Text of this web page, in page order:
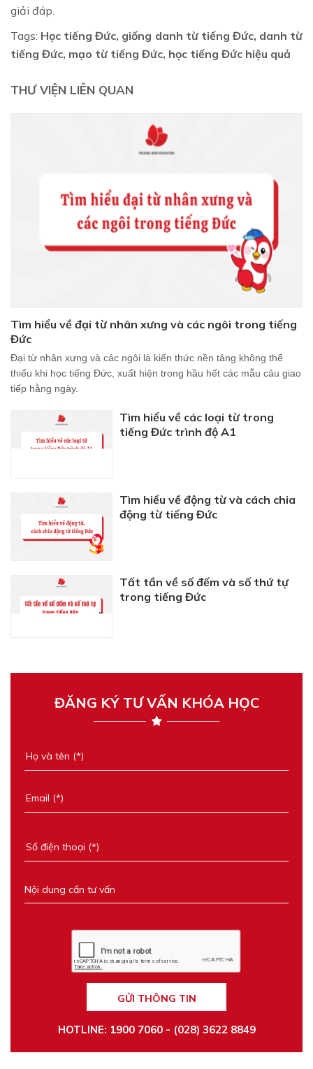
giải đáp.
Tags: Học tiếng Đức, giống danh từ tiếng Đức, danh từ
tiếng Đức, mạo từ tiếng Đức, học tiếng Đức hiệu quả
THƯ VIỆN LIÊN QUAN
Tìm hiểu về đại từ nhân xưng và các ngôi trong tiếng
Đức
Đại từ nhân xưng và các ngôi là kiến thức nền tảng không thể
thiếu khi học tiếng Đức, xuất hiện trong hầu hết các mẫu câu giao
tiếp hằng ngày.
Tìm hiểu về các loại từ trong
tiếng Đức trình độ A1
Tìm hiểu về động từ và cách chia
động từ tiếng Đức
Tất tần về số đếm và số thứ tự
trong tiếng Đức
ĐĂNG KÝ TƯ VẤN KHÓA HỌC
GỬI THÔNG TIN
HOTLINE: 1900 7060 - (028) 3622 8849